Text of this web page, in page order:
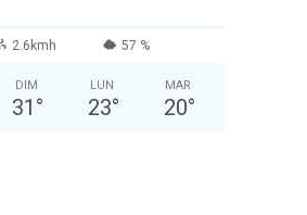
2.6kmh 57 %
DIM
31 °
LUN
23°
MAR
20°